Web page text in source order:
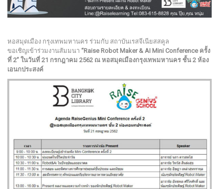
หอสมุดเมือง กรุงเทพมหานคร ร่วมกับ สถาบันเรสจีเนียสสคูล
ขอเชิญเข้าร่วมงานสัมมนา “Raise Robot Maker & AI Mini Conference ครั้ง
ที่ 2” ในวันที่ 21 กรกฎาคม 2562 ณ หอสมุดเมืองกรุงเทพมหานคร ชั้น 2 ห้อง
เอนกประสงค์